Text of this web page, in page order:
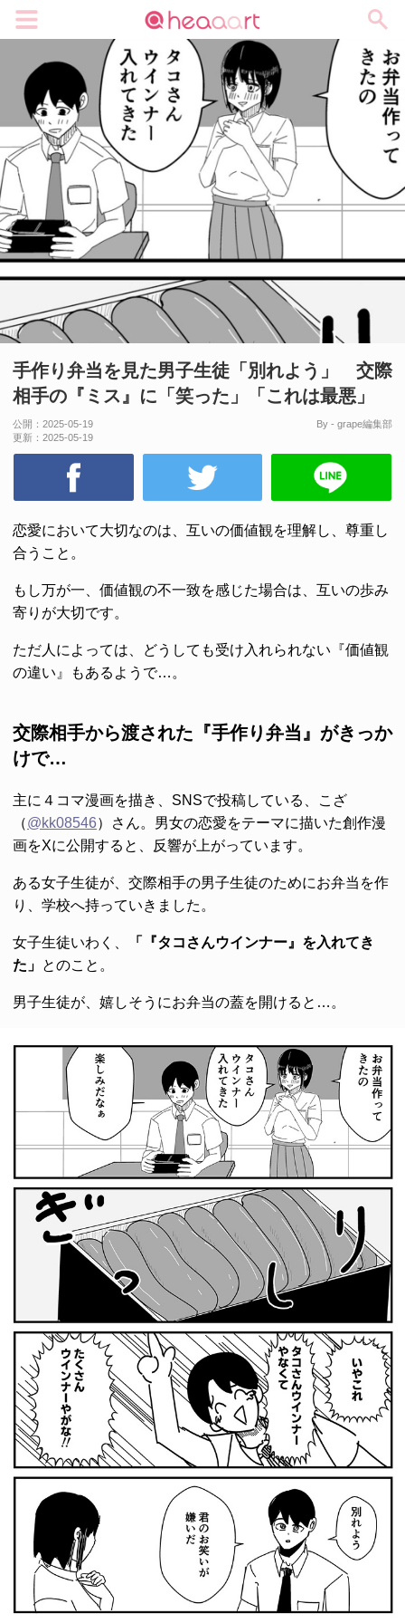
手作り弁当を見た男子生徒「別れよう」 交際
相手の『ミス』に「笑った」「これは最悪」
公開： 2025-05-19
更新： 2025-05-19
By - grape編集部
恋愛において大切なのは、互いの価値観を理解し、尊重し
合うこと。
もし万が一、価値観の不一致を感じた場合は、互いの歩み
寄りが大切です。
ただ人によっては、どうしても受け入れられない『価値観
の違い』もあるようで…。
交際相手から渡された『手作り弁当』がきっか
けで…
主に４コマ漫画を描き、SNSで投稿している、こざ
（@kk08546）さん。男女の恋愛をテーマに描いた創作漫
画をXに公開すると、反響が上がっています。
ある女子生徒が、交際相手の男子生徒のためにお弁当を作
り、学校へ持っていきました。
女子生徒いわく、
「『タコさんウインナー』を入れてき
た」 とのこと。
男子生徒が、嬉しそうにお弁当の蓋を開けると…。